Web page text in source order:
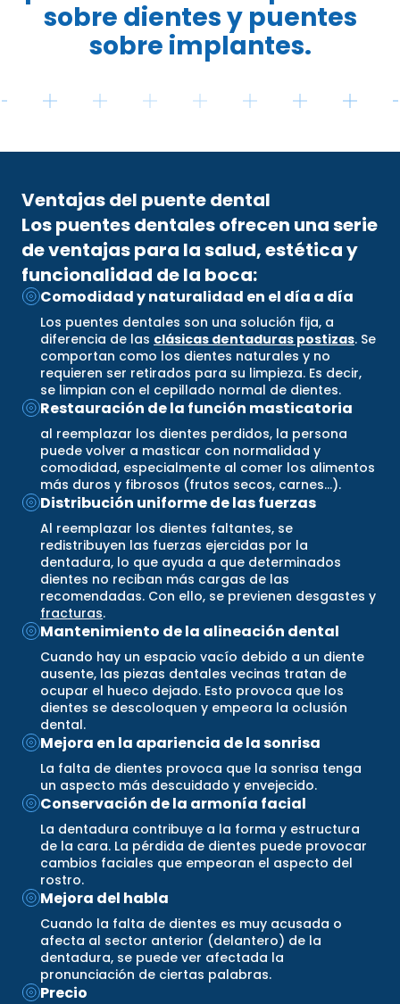
sobre dientes y puentes
sobre implantes.
Ventajas del puente dental
Los puentes dentales ofrecen una serie
de ventajas para la salud, estética y
funcionalidad de la boca:
Comodidad y naturalidad en el día a día
Los puentes dentales son una solución fija, a
diferencia de las clásicas dentaduras postizas. Se
comportan como los dientes naturales y no
requieren ser retirados para su limpieza. Es decir,
se limpian con el cepillado normal de dientes.
Restauración de la función masticatoria
al reemplazar los dientes perdidos, la persona
puede volver a masticar con normalidad y
comodidad, especialmente al comer los alimentos
más duros y fibrosos (frutos secos, carnes…).
Distribución uniforme de las fuerzas
Al reemplazar los dientes faltantes, se
redistribuyen las fuerzas ejercidas por la
dentadura, lo que ayuda a que determinados
dientes no reciban más cargas de las
recomendadas. Con ello, se previenen desgastes y
fracturas.
Mantenimiento de la alineación dental
Cuando hay un espacio vacío debido a un diente
ausente, las piezas dentales vecinas tratan de
ocupar el hueco dejado. Esto provoca que los
dientes se descoloquen y empeora la oclusión
dental.
Mejora en la apariencia de la sonrisa
La falta de dientes provoca que la sonrisa tenga
un aspecto más descuidado y envejecido.
Conservación de la armonía facial
La dentadura contribuye a la forma y estructura
de la cara. La pérdida de dientes puede provocar
cambios faciales que empeoran el aspecto del
rostro.
Mejora del habla
Cuando la falta de dientes es muy acusada o
afecta al sector anterior (delantero) de la
dentadura, se puede ver afectada la
pronunciación de ciertas palabras.
Precio